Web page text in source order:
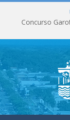
Concurso